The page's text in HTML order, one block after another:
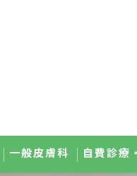
一般皮膚科 自費診療